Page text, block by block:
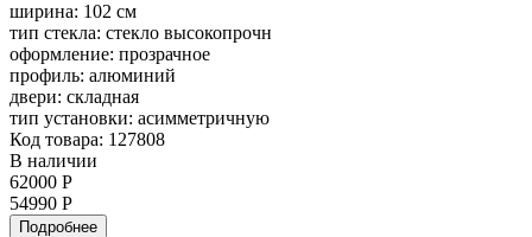
ширина: 102 см
тип стекла: стекло высокопрочн
оформление: прозрачное
профиль: алюминий
двери: складная
тип установки: асимметричную
Код товара: 127808
В наличии
62000 Р
54990 Р
Подробнее